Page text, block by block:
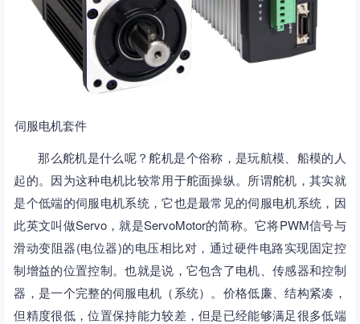
伺服电机套件
那么舵机是什么呢？舵机是个俗称，是玩航模、船模的人
起的。因为这种电机比较常用于舵面操纵。所谓舵机，其实就
是个低端的伺服电机系统，它也是最常见的伺服电机系统，因
此英文叫做Servo，就是ServoMotor的简称。它将PWM信号与
滑动变阻器(电位器)的电压相比对，通过硬件电路实现固定控
制增益的位置控制。也就是说，它包含了电机、传感器和控制
器，是一个完整的伺服电机（系统）。价格低廉、结构紧凑，
但精度很低，位置保持能力较差，但是已经能够满足很多低端